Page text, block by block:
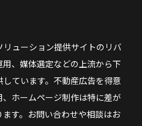
ューション提供サイトのリバ
、媒体選定などの上流から下
ています。不動産広告を得意
ホームページ制作は特に差が
す。お問い合わせや相談はお